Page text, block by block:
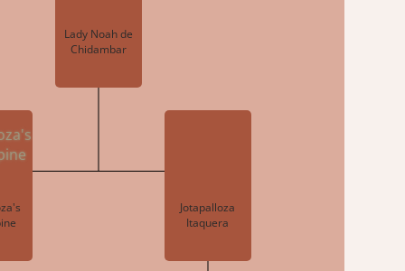
Lady Noah de
Chidambar
Jotapalloza
Itaquera